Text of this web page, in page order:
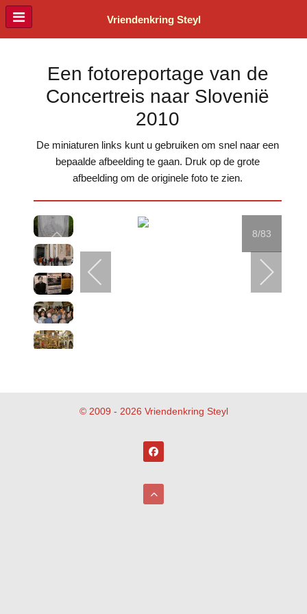
Vriendenkring Steyl
Een fotoreportage van de
Concertreis naar Slovenië
2010
De miniaturen links kunt u gebruiken om snel naar een
bepaalde afbeelding te gaan. Druk op de grote
afbeelding om de originele foto te zien.
8/83
© 2009 - 2026 Vriendenkring Steyl